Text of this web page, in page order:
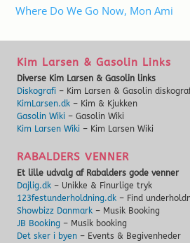
Where Do We Go Now, Mon Ami
Kim Larsen & Gasolin Links
Diverse Kim Larsen & Gasolin links
Diskografi– Kim Larsen & Gasolin
KimLarsen.dk– Kim & Kjukken
Gasolin Wiki– Gasolin Wiki
Kim Larsen Wiki– Kim Larsen Wiki
RABALDERS VENNER
Et lille udvalg af Rabalders gode venner
Dajlig.dk– Unikke & Finurlige tryk
123festunderholdning.dk – Find
Showbizz Danmark – Musik Booking
JB Booking – Musik booking
Det sker i byen– Events & Begivenheder